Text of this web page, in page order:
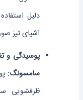
دلیل
اشیای تیز
پوسیدگی و
سامسونگ:
ظرفشویی